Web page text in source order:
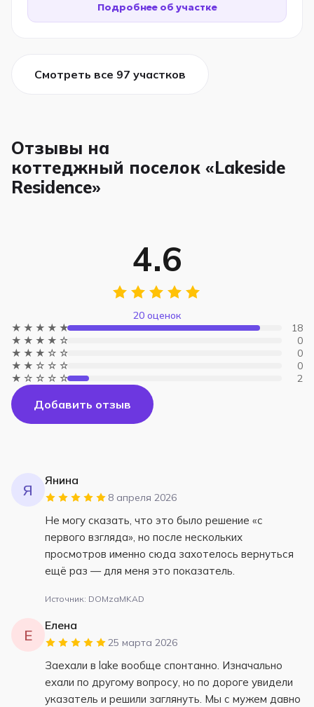
Подробнее об участке
Смотреть все 97 участков
Отзывы на
коттеджный поселок «Lakeside
Residence»
4.6
20 оценок
★★★★★
18
★★★★☆
0
★★★☆☆
0
★★☆☆☆
0
★☆☆☆☆
2
Добавить отзыв
Я
Янина
8 апреля 2026
Не могу сказать, что это было решение «с
первого взгляда», но после нескольких
просмотров именно сюда захотелось вернуться
ещё раз — для меня это показатель.
Источник: DOMzaMKAD
Е
Елена
25 марта 2026
Заехали в lake вообще спонтанно. Изначально
ехали по другому вопросу, но по дороге увидели
указатель и решили заглянуть. Мы с мужем давно